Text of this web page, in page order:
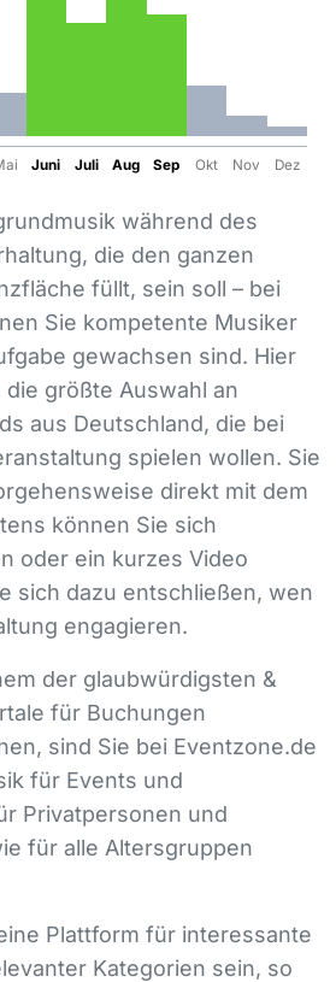
Juni Juli Aug Sep Okt Nov Dez
während des
die den ganzen
füllt, sein soll – bei
Sie kompetente Musiker
gewachsen sind. Hier
größte Auswahl an
aus Deutschland, die bei
spielen wollen. Sie
direkt mit dem
können Sie sich
oder ein kurzes Video
sich dazu entschließen, wen
engagieren.
der glaubwürdigsten &
für Buchungen
sind Sie bei Eventzone.de
für Events und
Privatpersonen und
für alle Altersgruppen
Plattform für interessante
Kategorien sein, so